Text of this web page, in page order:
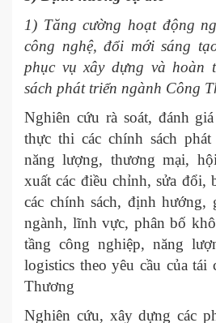
1) Tăng cường hoạt động
công nghệ, đổi mới sáng
phục vụ xây dựng và hoàn
sách phát triển ngành Công
Nghiên cứu rà soát, đánh
thực thi các chính sách
năng lượng, thương mại,
xuất các điều chỉnh, sửa đổi,
các chính sách, định hướng,
ngành, lĩnh vực, phân bố
tầng công nghiệp, năng
logistics theo yêu cầu của tái
Thương
Nghiên cứu, xây dựng các